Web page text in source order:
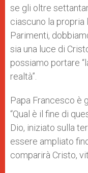
se gli oltre
ciascuno la propria
Parimenti,
sia una luce di
possiamo portare
realtà”.
Papa Francesco è
“Qual è il fine di
Dio, iniziato sulla
essere ampliato
comparirà Cristo,